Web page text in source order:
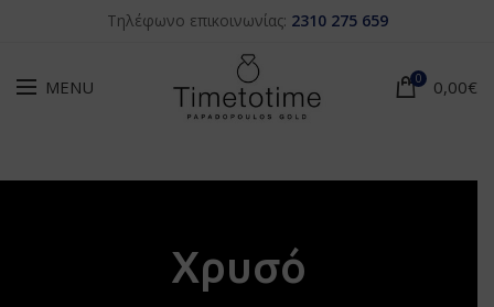
Τηλέφωνο επικοινωνίας: 2310 275 659
MENU 0 0,00€
Χρυσό